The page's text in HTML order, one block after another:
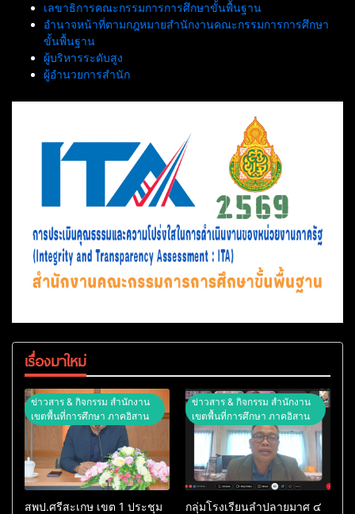
เลขาธิการคณะกรรมการการศึกษาขั้นพื้นฐาน
อำนาจหน้าที่ตามกฎหมายสำนักงานคณะกรรมการการศึกษา
ขั้นพื้นฐาน
ผู้บริหารระดับสูง
ผู้อำนวยการสำนัก
เรื่องมาใหม่
ข่าวสาร & กิจกรรม สำนักงาน
เขตพื้นที่การศึกษา ภาคอิสาน
สพป.ศรีสะเกษ เขต 1 ประชุม
ข่าวสาร & กิจกรรม สำนักงาน
เขตพื้นที่การศึกษา ภาคอิสาน
กลุ่มโรงเรียนลำปลายมาศ ๔